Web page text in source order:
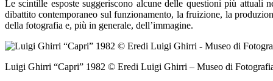
Le scintille esposte suggeriscono alcune delle questioni più attuali
dibattito contemporaneo sul funzionamento, la fruizione, la
della fotografia e, più in generale, dell’immagine.
Luigi Ghirri “Capri” 1982 © Eredi Luigi Ghirri – Museo di